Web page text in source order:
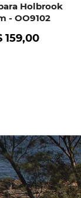
Holbrook
- OO9102
159,00